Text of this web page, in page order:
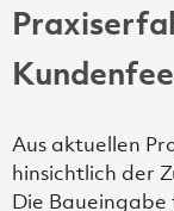
Aus aktuellen
hinsichtlich der
Die Baueingabe